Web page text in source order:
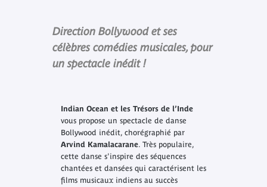
Direction Bollywood et ses
célèbres comédies musicales, pour
un spectacle inédit !
Indian Ocean et les Trésors de l’Inde
vous propose un spectacle de danse
Bollywood inédit, chorégraphié par
Arvind Kamalacarane. Très populaire,
cette danse s'inspire des séquences
chantées et dansées qui caractérisent les
films musicaux indiens au succès